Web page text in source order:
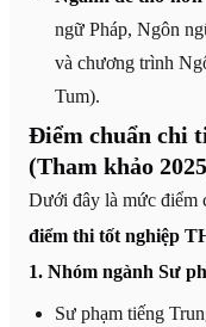
ngữ Pháp, Ngôn
và chương trình
Tum).
Điểm chuẩn chi
(Tham khảo
Dưới đây là mức điểm
điểm thi tốt nghiệp
1. Nhóm ngành Sư
Sư phạm tiếng